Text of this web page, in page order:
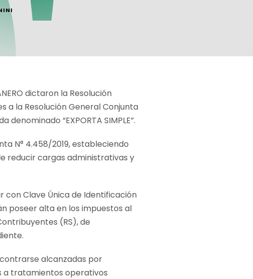
dictaron la Resolución
a la Resolución General Conjunta
“EXPORTA SIMPLE”.
N° 4.458/2019, estableciendo
reducir cargas administrativas y
con Clave Única de Identificación
poseer alta en los impuestos al
(RS), de
alcanzadas por
a tratamientos operativos